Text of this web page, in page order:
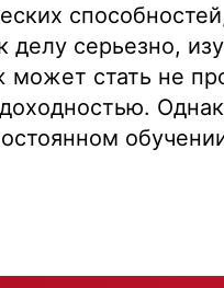
делу серьезно,
может стать не